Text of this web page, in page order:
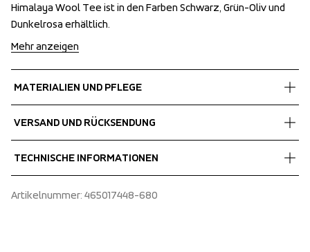
Himalaya Wool Tee ist in den Farben Schwarz, Grün-Oliv und
Dunkelrosa erhältlich.
Himalaya Wool Tee ist in den Farben Schwarz, Grün-Oliv und
Dunkelrosa erhältlich.
Mehr anzeigen
MATERIALIEN UND PFLEGE
Shell fabric 1
VERSAND UND RÜCKSENDUNG
Wir versenden mit UPS, die tagsüber liefert.
erhalten.
TECHNISCHE INFORMATIONEN
Short inset sleeve
Artikelnummer: 465017448-680